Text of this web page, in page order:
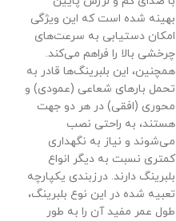
بهینه شده است که این ویژگی
امکان دستیابی به سرعت‌های
چرخشی بالا را فراهم می‌کند.
همچنین، این بلبرینگ‌ها قادر به
تحمل بارهای شعاعی (عمودی) و
محوری (افقی) در هر دو جهت
هستند، به راحتی نصب
می‌شوند و نیاز به نگهداری
کمتری نسبت به دیگر انواع
بلبرینگ دارند. درزبندی یکپارچه
تعبیه شده در این نوع بلبرینگ،
طول عمر مفید آن را به طور